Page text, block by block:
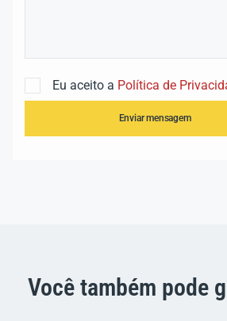
Eu aceito a Política de
Enviar mensagem
Você também pode